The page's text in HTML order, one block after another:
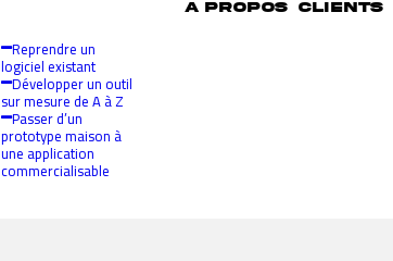
Reprendre un
logiciel existant
Développer un outil
sur mesure de A à Z
Passer d’un
prototype maison à
une application
commercialisable
A PROPOS CLIENTS